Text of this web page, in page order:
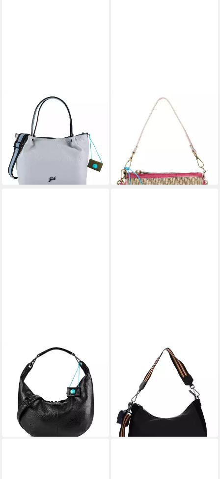
Shopper Lilly, Leder
169,96 €
215,00 €
-21%
lieferbar - in 2-3 Werktagen bei dir
Schultertasche Shoulder Bag,
aus echtem Kalbsleder
158,40 €
lieferbar - in 2-3 Werktagen bei dir
Schultertasche G13, Leder
270,00 €
lieferbar - in 2-3 Werktagen bei dir
Schultertasche Isabel (Set, 3-
80,00 € UVP
-60%
lieferbar - in 2-3 Werktagen bei dir